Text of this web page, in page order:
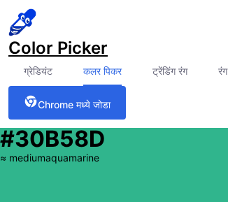
Color Picker
ग्रेडियंट कलर पिकर ट्रेंडिंग रंग
Chrome मध्ये जोडा
#30B58D
≈ mediumaquamarine